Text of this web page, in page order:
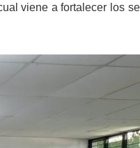
viene a fortalecer los